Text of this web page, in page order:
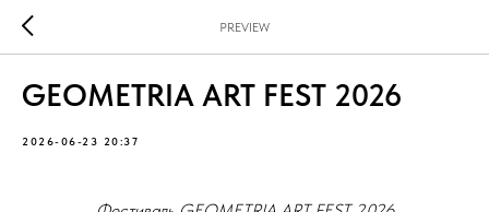
PREVIEW
GEOMETRIA ART FEST 2026
2026-06-23 20:37